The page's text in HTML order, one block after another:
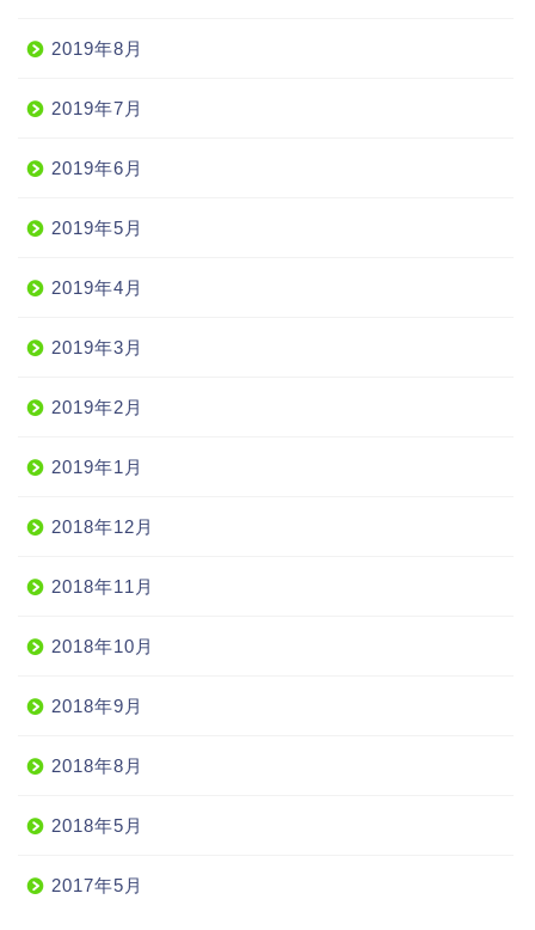
2019年8月
2019年7月
2019年6月
2019年5月
2019年4月
2019年3月
2019年2月
2019年1月
2018年12月
2018年11月
2018年10月
2018年9月
2018年8月
2018年5月
2017年5月